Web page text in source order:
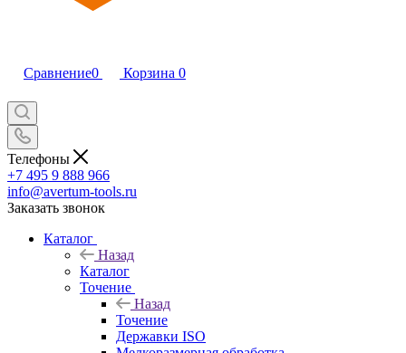
Сравнение0 Корзина 0
Телефоны
+7 495 9 888 966
info@avertum-tools.ru
Заказать звонок
Каталог
Назад
Каталог
Точение
Назад
Точение
Державки ISO